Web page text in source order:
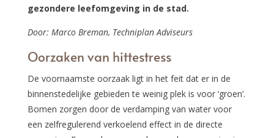
gezondere leefomgeving in de stad.
Door: Marco Breman, Techniplan Adviseurs
Oorzaken van hittestress
De voornaamste oorzaak ligt in het feit dat er in de
binnenstedelijke gebieden te weinig plek is voor ‘groen’.
Bomen zorgen door de verdamping van water voor
een zelfregulerend verkoelend effect in de directe